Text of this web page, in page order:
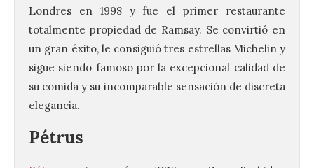
Londres en 1998 y fue el primer restaurante
totalmente propiedad de Ramsay. Se convirtió en
un gran éxito, le consiguió tres estrellas Michelin y
sigue siendo famoso por la excepcional calidad de
su comida y su incomparable sensación de discreta
elegancia.
Pétrus